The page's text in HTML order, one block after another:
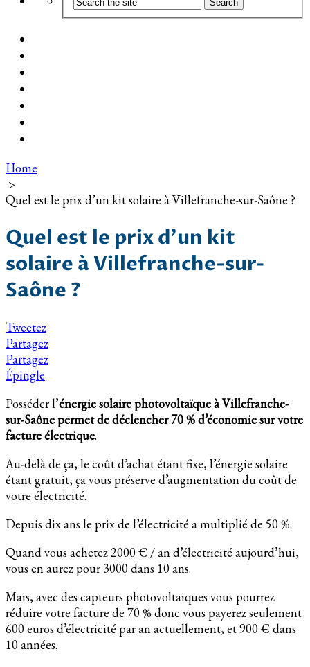
Home
>
Quel est le prix d’un kit solaire à Villefranche-sur-Saône ?
Quel est le prix d’un kit
solaire à Villefranche-sur-
Saône ?
Tweetez
Partagez
Partagez
Épingle
Posséder l’énergie solaire photovoltaïque à Villefranche-
sur-Saône permet de déclencher 70 % d’économie sur votre
facture électrique.
Au-delà de ça, le coût d’achat étant fixe, l’énergie solaire
étant gratuit, ça vous préserve d’augmentation du coût de
votre électricité.
Depuis dix ans le prix de l’électricité a multiplié de 50 %.
Quand vous achetez 2000 € / an d’électricité aujourd’hui,
vous en aurez pour 3000 dans 10 ans.
Mais, avec des capteurs photovoltaiques vous pourrez
réduire votre facture de 70 % donc vous payerez seulement
600 euros d’électricité par an actuellement, et 900 € dans
10 années.